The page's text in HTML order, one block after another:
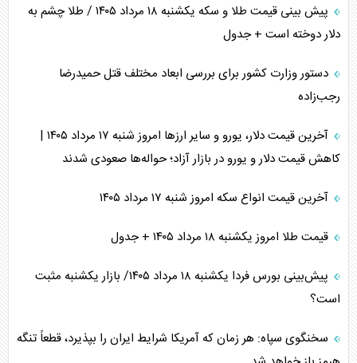
پیش بینی قیمت طلا و سکه یکشنبه ۱۸ مرداد ۱۴۰۵ / طلا چشم به
دلار دوخته است + جدول
دستور وزارت کشور برای بررسی ابعاد مختلف قتل حمیدرضا
رجب‌زاده
آخرین قیمت دلار، یورو و سایر ارز‌ها امروز شنبه ۱۷ مرداد ۱۴۰۵ |
کاهش قیمت دلار و یورو در بازار آزاد؛ حواله‌ها صعودی شدند
آخرین قیمت انواع سکه امروز شنبه ۱۷ مرداد ۱۴۰۵
قیمت طلا امروز یکشنبه ۱۸ مرداد ۱۴۰۵ + جدول
پیش‌بینی بورس فردا یکشنبه ۱۸ مرداد ۱۴۰۵/ بازار یکشنبه مثبت
است؟
سخنگوی سپاه: هر زمان که آمریکا شرایط ایران را بپذیرد، قطعاً تنگه